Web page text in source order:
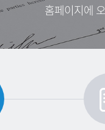
홈페이지에